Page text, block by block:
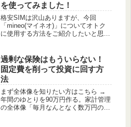
を使ってみました！
格安SIMは沢山ありますが、今回
「mineo(マイネオ)」についてオトク
に使用する方法をご紹介したいと思い
過剰な保険はもういらない！
固定費を削って投資に回す方
法
まず全体像を知りたい方はこちら →
年間のゆとりを90万円作る。家計管理
の全体像「毎月なんとなく数万円の保